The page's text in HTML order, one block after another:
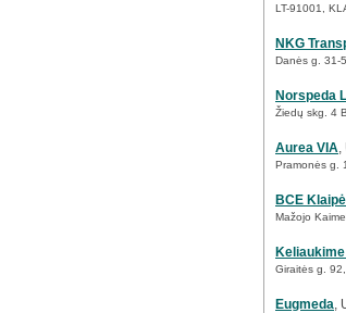
LT-91001,
NKG
Danės g. 31-
Norspeda
Žiedų skg. 4
Aurea VIA,
Pramonės g.
BCE
Mažojo
Giraitės g.
Eugmeda,